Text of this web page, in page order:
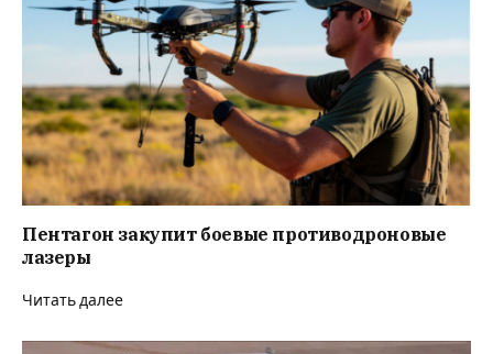
Пентагон закупит боевые противодроновые
лазеры
Читать далее